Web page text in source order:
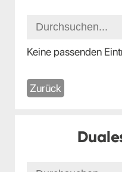
Keine passenden
Zurück